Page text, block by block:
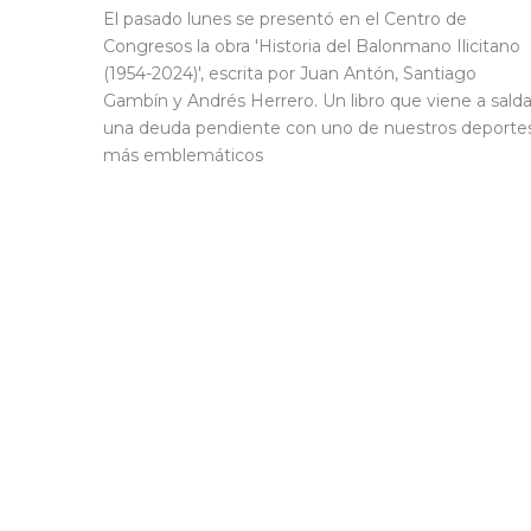
El pasado lunes se presentó en el Centro de
Congresos la obra 'Historia del Balonmano Ilicitano
(1954-2024)', escrita por Juan Antón, Santiago
Gambín y Andrés Herrero. Un libro que viene a
una deuda pendiente con uno de nuestros
más emblemáticos